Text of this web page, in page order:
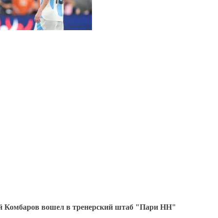
Комбаров вошел в тренерский штаб "Пари НН"